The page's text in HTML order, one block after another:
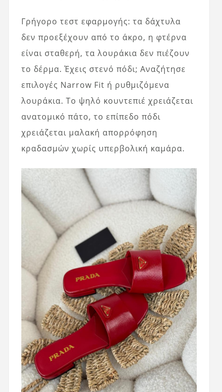
Γρήγορο τεστ εφαρμογής: τα δάχτυλα
δεν προεξέχουν από το άκρο, η φτέρνα
είναι σταθερή, τα λουράκια δεν πιέζουν
το δέρμα. Έχεις στενό πόδι; Αναζήτησε
επιλογές Narrow Fit ή ρυθμιζόμενα
λουράκια. Το ψηλό κουντεπιέ χρειάζεται
ανατομικό πάτο, το επίπεδο πόδι
χρειάζεται μαλακή απορρόφηση
κραδασμών χωρίς υπερβολική καμάρα.